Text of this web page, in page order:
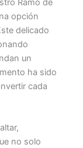
Ramo de
opción
delicado
un
ha sido
cada
no solo